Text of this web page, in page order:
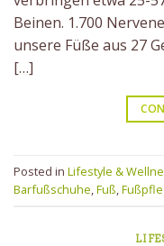
Beinen. 1.700
unsere Füße aus 27
[…]
Posted in Lifestyle &
Barfußschuhe,Fuß,